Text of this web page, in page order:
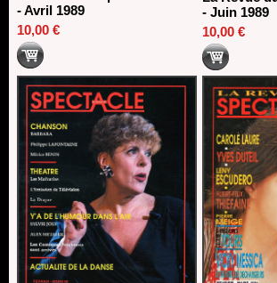
- Avril 1989
10,00 €
- Juin 1989
10,00 €